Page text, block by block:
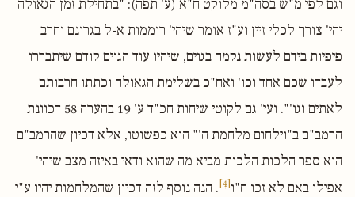
וגם לפי מ"ש בסה"מ מלוקט ח"א (ע' תפה): "בתחילת זמן הגאולה
יהי' צורך לכלי זיין וע"ז אומר שיהי' רוממות א-ל בגרונם וחרב
פיפיות בידם לעשות נקמה בגוים, שיהיו עוד הגוים קודם שיתבררו
לעבדו שכם אחד וכו' ואח"כ בשלימת הגאולה וכתתו חרבותם
לאתים וגו'". ועי' גם לקוטי שיחות חכ"ד ע' 19 בהערה 58 דכוונת
הרמב"ם ב"וילחום מלחמת ה'" הוא כפשוטו, אלא דכיון שהרמב"ם
הוא ספר הלכות הלכות מביא מה שהוא ודאי באיזה מצב שיהי'
אפילו באם לא זכו ח"ו[4]
. הנה נוסף לזה דכיון שהמלחמות יהיו ע"י